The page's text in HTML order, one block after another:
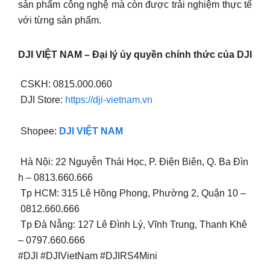
sản phẩm công nghệ mà còn được trải nghiệm thực tế
với từng sản phẩm.
DJI VIỆT NAM – Đại lý ủy quyền chính thức của DJI
CSKH: 0815.000.060
DJI Store: https://dji-vietnam.vn
Shopee: DJI VIỆT NAM
Hà Nội: 22 Nguyễn Thái Học, P. Điện Biên, Q. Ba Đìn
h – 0813.660.666
Tp HCM: 315 Lê Hồng Phong, Phường 2, Quận 10 –
0812.660.666
Tp Đà Nẵng: 127 Lê Đình Lý, Vĩnh Trung, Thanh Khê
– 0797.660.666
#DJI #DJIVietNam #DJIRS4Mini